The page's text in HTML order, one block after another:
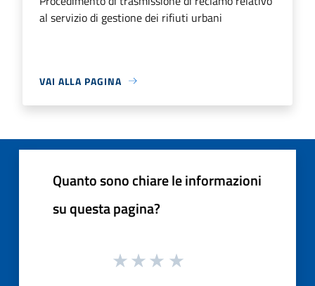
al servizio di gestione dei rifiuti urbani
VAI ALLA PAGINA
Quanto sono chiare le informazioni
su questa pagina?